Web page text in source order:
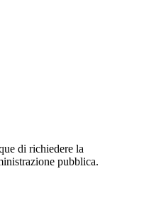
di richiedere la
pubblica.